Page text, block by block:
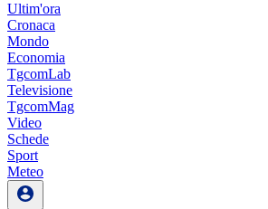
Ultim'ora
Cronaca
Mondo
Economia
TgcomLab
Televisione
TgcomMag
Video
Schede
Sport
Meteo